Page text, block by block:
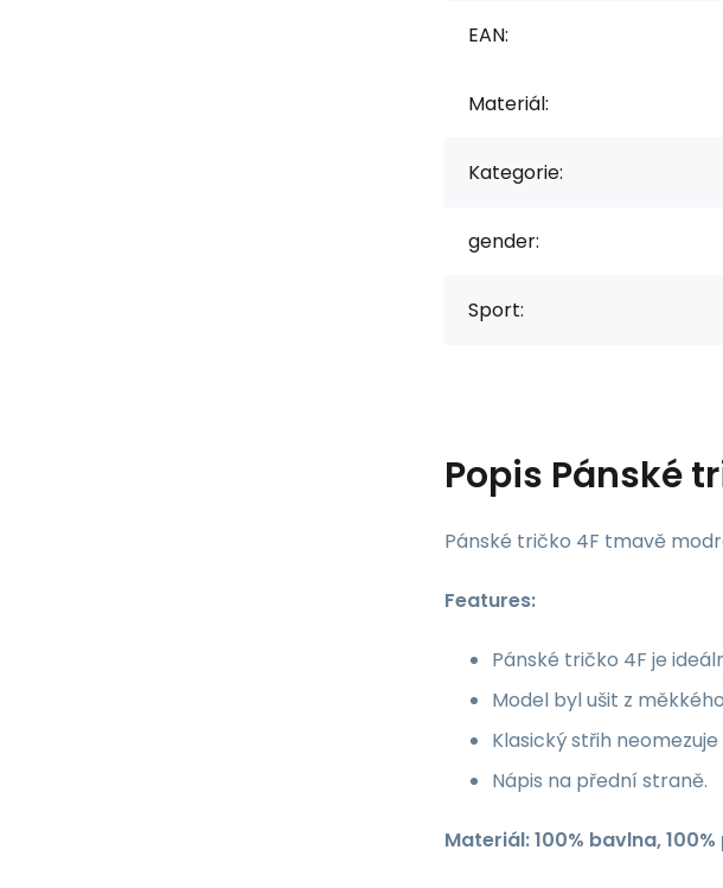
EAN:
Materiál:
Kategorie:
gender:
Sport:
Popis Pánské
Pánské tričko 4F tmavě
Features:
Pánské tričko 4F je
Model byl ušit z
Klasický střih
Nápis na přední straně.
Materiál: 100% bavlna,